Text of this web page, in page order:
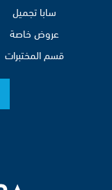
سابا تجميل
عروض خاصة
قسم المختبرات